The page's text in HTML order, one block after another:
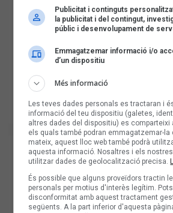
Publicitat i continguts
la publicitat i del contingut,
públic i desenvolupament de
Emmagatzemar informació i/o
d’un dispositiu
Més informació
Les teves dades personals es tractaran i
informació del teu dispositiu (galetes,
altres dades del dispositiu) es comparteixi
els quals també podran emmagatzemar-la
mateix, aquest lloc web també podrà
aquesta informació. Nosaltres i els
utilitzar dades de geolocalització precisa.
És possible que alguns proveïdors tractin
personals per motius d'interès legítim.
disconformitat amb aquest tractament
següents. A la part inferior d'aquesta